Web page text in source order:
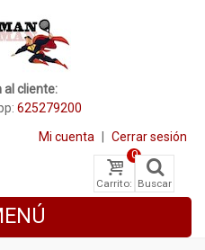
al cliente:
625279200
Mi cuenta Cerrar sesión
Carrito:
0
Buscar